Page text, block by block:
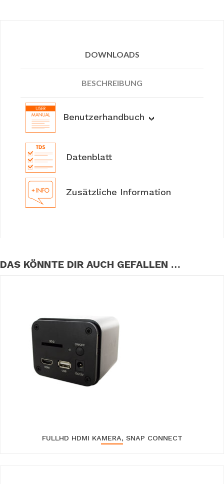
DOWNLOADS
BESCHREIBUNG
Benutzerhandbuch
Datenblatt
Zusätzliche Information
DAS KÖNNTE DIR AUCH GEFALLEN …
FULLHD HDMI KAMERA, SNAP CONNECT